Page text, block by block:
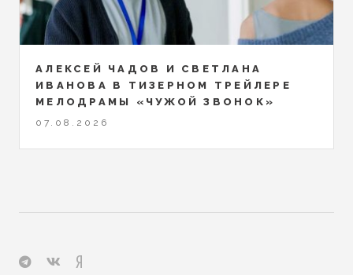
АЛЕКСЕЙ ЧАДОВ И СВЕТЛАНА
ИВАНОВА В ТИЗЕРНОМ ТРЕЙЛЕРЕ
МЕЛОДРАМЫ «ЧУЖОЙ ЗВОНОК»
07.08.2026